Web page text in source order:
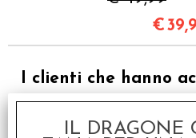
€
I clienti che hanno
prodotto, hanno
articoliIL DRAGONE